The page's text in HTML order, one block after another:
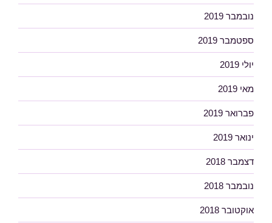
נובמבר 2019
ספטמבר 2019
יולי 2019
מאי 2019
פברואר 2019
ינואר 2019
דצמבר 2018
נובמבר 2018
אוקטובר 2018